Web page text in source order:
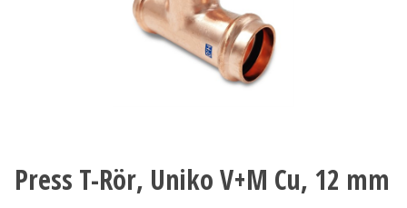
Press T-Rör, Uniko V+M Cu, 12 mm